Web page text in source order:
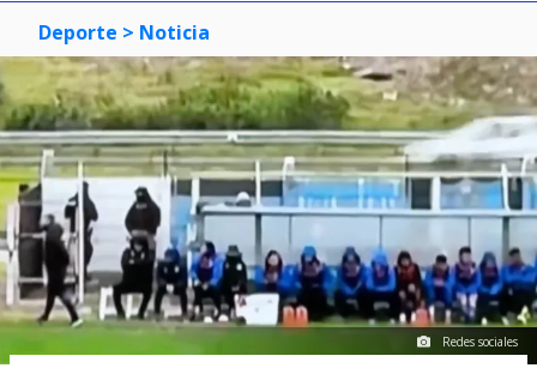
Deporte > Noticia
Redes sociales